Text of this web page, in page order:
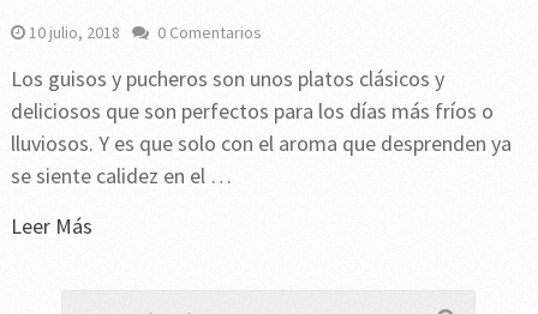
10 julio, 2018 0 Comentarios
Los guisos y pucheros son unos platos clásicos y
deliciosos que son perfectos para los días más fríos o
lluviosos. Y es que solo con el aroma que desprenden ya
se siente calidez en el …
Leer Más